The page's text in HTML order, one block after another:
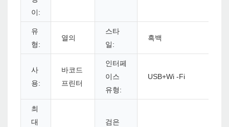
이:
유
형:
열의
스타
일:
흑백
사
용:
바코드
프린터
인터페
이스
유형:
USB+Wi -Fi
최
대
검은